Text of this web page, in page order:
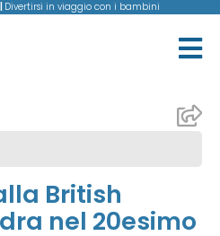
Divertirsi in viaggio con i bambini
British
nel 20esimo